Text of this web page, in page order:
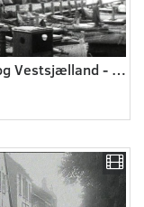
Nord og Vestsjælland - Skovshoved 1929